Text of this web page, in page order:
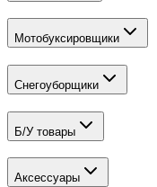
Мотобуксировщики
Снегоуборщики
Б/У товары
Аксессуары